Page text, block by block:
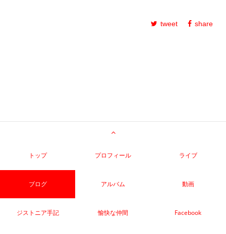
tweet share
トップ プロフィール ライブ
ブログ アルバム 動画
ジストニア手記 愉快な仲間 Facebook